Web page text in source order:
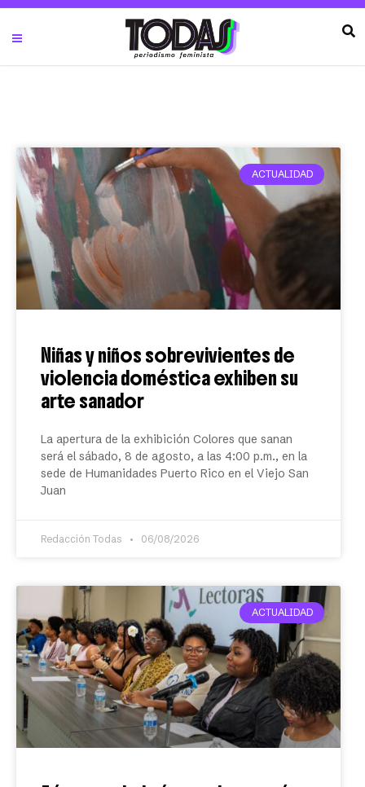
ACTUALIDAD
Niñas y niños sobrevivientes de
violencia doméstica exhiben su
arte sanador
La apertura de la exhibición Colores que sanan
será el sábado, 8 de agosto, a las 4:00 p.m., en la
sede de Humanidades Puerto Rico en el Viejo San
Juan
Redacción Todas 06/08/2026
ACTUALIDAD